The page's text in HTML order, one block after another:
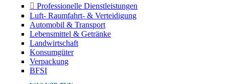
Professionelle Dienstleistungen
Luft- Raumfahrt- & Verteidigung
Automobil & Transport
Lebensmittel & Getränke
Landwirtschaft
Konsumgüter
Verpackung
BFSI